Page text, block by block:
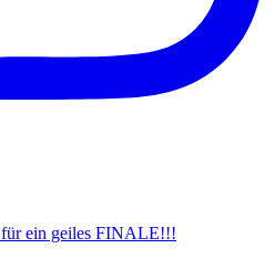
ein geiles FINALE!!!